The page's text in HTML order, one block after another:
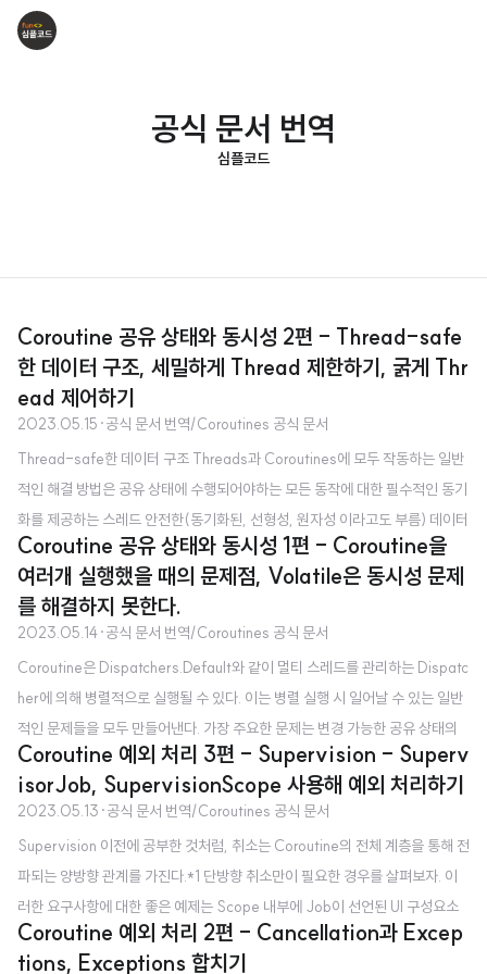
공식 문서 번역
심플코드
Coroutine 공유 상태와 동시성 2편 - Thread-safe
한 데이터 구조, 세밀하게 Thread 제한하기, 굵게 Thr
ead 제어하기
2023.05.15 ·공식 문서 번역/Coroutines 공식 문서
Thread-safe한 데이터 구조 Threads과 Coroutines에 모두 작동하는 일반
적인 해결 방법은 공유 상태에 수행되어야하는 모든 동작에 대한 필수적인 동기
화를 제공하는 스레드 안전한(동기화된, 선형성, 원자성 이라고도 부름) 데이터
구조를 사용하는 것이다. 간단한 카운터에 대해서는 incrementAndGet 이라
불리는 원자적인 동작을 제공하는 AtomicInteger 클래스를 사용할 수 있다. v
al counter = AtomicInteger() fun main() = runBlocking { withContext
(Dispatchers.Default) { massiveRun { counter.incrementAndGet() } }
println("Counter = $counter") } ..
Coroutine 공유 상태와 동시성 1편 - Coroutine을
여러개 실행했을 때의 문제점, Volatile은 동시성 문제
를 해결하지 못한다.
2023.05.14·공식 문서 번역/Coroutines 공식 문서
Coroutine은 Dispatchers.Default와 같이 멀티 스레드를 관리하는 Dispatc
her에 의해 병렬적으로 실행될 수 있다. 이는 병렬 실행 시 일어날 수 있는 일반
적인 문제들을 모두 만들어낸다. 가장 주요한 문제는 변경 가능한 공유 상태의
동기화이다. Coroutine에서 이 문제에 대한 일부 해결 방식은 멀티 스레드 세
계에서의 해결방식과 유사하지만, 다른 해결 방식들은 Coroutine에만 있다. C
oroutine을 여러개 실행했을 때의 문제점 같은 동작을 수천번 하는 수백개의 C
oroutine을 실행한다고 하자. 이후의 추가 비교를 위해 완료 시간을 측정한다 :
suspend fun massiveRun(action: suspend () -> Unit) { val n = 100
// ..
Coroutine 예외 처리 3편 - Supervision - Superv
isorJob, SupervisionScope 사용해 예외 처리하기
2023.05.13 ·공식 문서 번역/Coroutines 공식 문서
Supervision 이전에 공부한 것처럼, 취소는 Coroutine의 전체 계층을 통해 전
파되는 양방향 관계를 가진다.*1 단방향 취소만이 필요한 경우를 살펴보자. 이
러한 요구사항에 대한 좋은 예제는 Scope 내부에 Job이 선언된 UI 구성요소
이다. 만약 UI의 자식의 작업이 실패되더라도, 언제나 모든 UI 구성요소를 취소
(효과적으로 종료)하는 것은 필수적이지 않다. 하지만, UI 구성요소가 파괴되면
Coroutine 예외 처리 2편 - Cancellation과 Excep
tions, Exceptions 합치기